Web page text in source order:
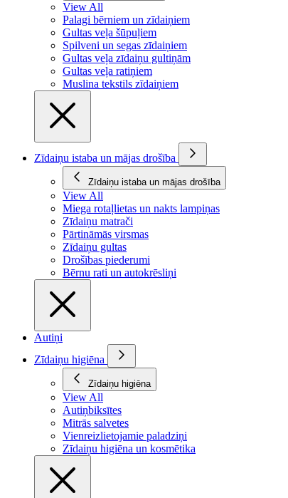
View All
Palagi bērniem un zīdaiņiem
Gultas veļa šūpuļiem
Spilveni un segas zīdaiņiem
Gultas veļa zīdaiņu gultiņām
Gultas veļa ratiņiem
Muslina tekstils zīdaiņiem
Zīdaiņu istaba un mājas drošība
Zīdaiņu istaba un mājas drošība
View All
Miega rotaļlietas un nakts lampiņas
Zīdaiņu matrači
Pārtināmās virsmas
Zīdaiņu gultas
Drošības piederumi
Bērnu rati un autokrēsliņi
Autiņi
Zīdaiņu higiēna
Zīdaiņu higiēna
View All
Autiņbiksītes
Mitrās salvetes
Vienreizlietojamie paladziņi
Zīdaiņu higiēna un kosmētika